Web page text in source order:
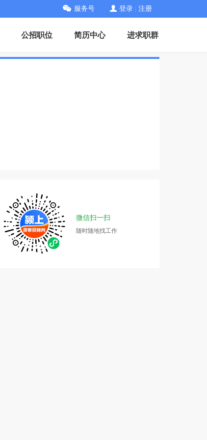
服务号 登录 注册
公招职位 简历中心 进求职群
微信扫一扫
随时随地找工作